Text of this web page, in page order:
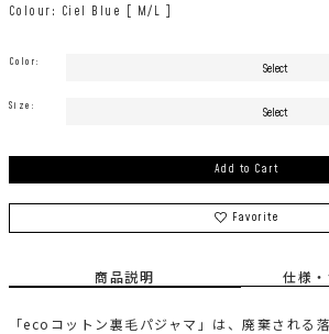
Colour: Ciel Blue [ M/L ]
Color:
Size:
Add to Cart
Favorite
商品説明 仕様
「ecoコットン裏毛パジャマ」は、廃棄される